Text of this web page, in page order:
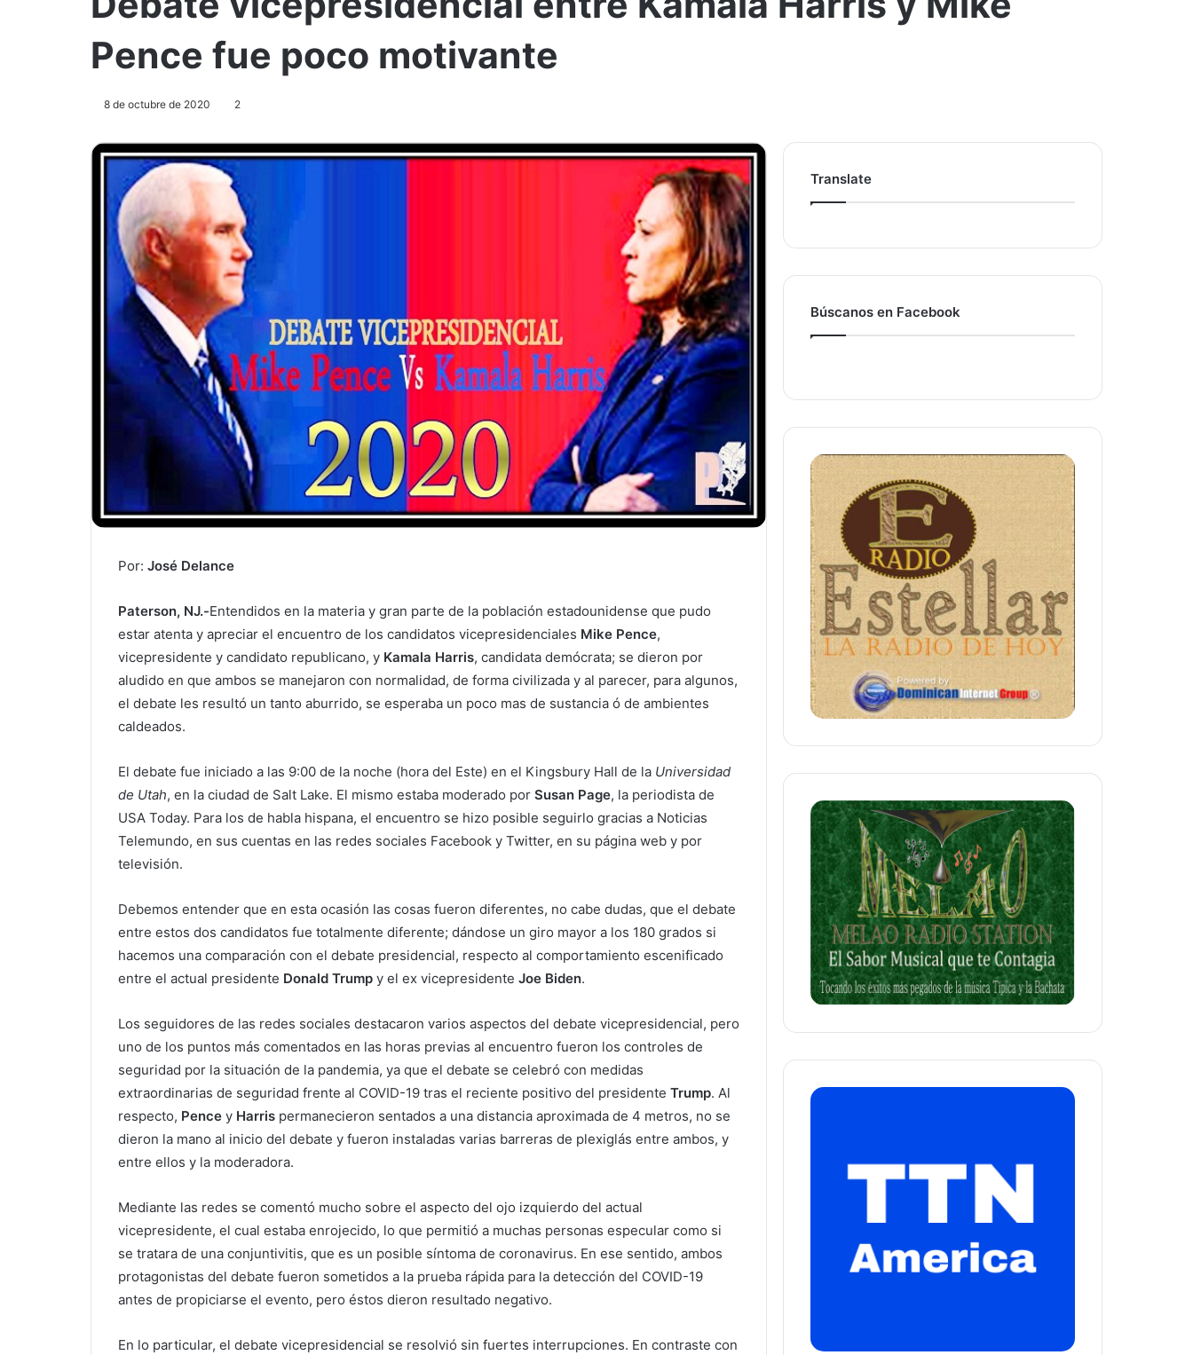
Pence fue poco motivante
8 de octubre de 2020 2
Por: José Delance
Paterson, NJ.-Entendidos en la materia y gran parte de la población estadounidense que pudo
estar atenta y apreciar el encuentro de los candidatos vicepresidenciales Mike Pence,
vicepresidente y candidato republicano, y Kamala Harris, candidata demócrata; se dieron por
aludido en que ambos se manejaron con normalidad, de forma civilizada y al parecer, para algunos,
el debate les resultó un tanto aburrido, se esperaba un poco mas de sustancia ó de ambientes
caldeados.
El debate fue iniciado a las 9:00 de la noche (hora del Este) en el Kingsbury Hall de la Universidad
de Utah, en la ciudad de Salt Lake. El mismo estaba moderado por Susan Page, la periodista de
USA Today. Para los de habla hispana, el encuentro se hizo posible seguirlo gracias a Noticias
Telemundo, en sus cuentas en las redes sociales Facebook y Twitter, en su página web y por
televisión.
Debemos entender que en esta ocasión las cosas fueron diferentes, no cabe dudas, que el debate
entre estos dos candidatos fue totalmente diferente; dándose un giro mayor a los 180 grados si
hacemos una comparación con el debate presidencial, respecto al comportamiento escenificado
entre el actual presidente Donald Trump y el ex vicepresidente Joe Biden.
Los seguidores de las redes sociales destacaron varios aspectos del debate vicepresidencial, pero
uno de los puntos más comentados en las horas previas al encuentro fueron los controles de
seguridad por la situación de la pandemia, ya que el debate se celebró con medidas
extraordinarias de seguridad frente al COVID-19 tras el reciente positivo del presidente Trump. Al
respecto, Pence y Harris permanecieron sentados a una distancia aproximada de 4 metros, no se
dieron la mano al inicio del debate y fueron instaladas varias barreras de plexiglás entre ambos, y
entre ellos y la moderadora.
Mediante las redes se comentó mucho sobre el aspecto del ojo izquierdo del actual
vicepresidente, el cual estaba enrojecido, lo que permitió a muchas personas especular como si
se tratara de una conjuntivitis, que es un posible síntoma de coronavirus. En ese sentido, ambos
protagonistas del debate fueron sometidos a la prueba rápida para la detección del COVID-19
antes de propiciarse el evento, pero éstos dieron resultado negativo.
En lo particular, el debate vicepresidencial se resolvió sin fuertes interrupciones. En contraste con
Translate
Búscanos en Facebook